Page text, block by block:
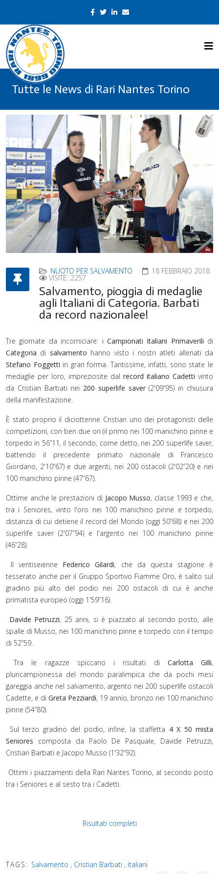
Tutte le News di Rari Nantes Torino
NUOTO PER SALVAMENTO 18 FEBBRAIO 2018
VISITE: 2257
Salvamento, pioggia di medaglie
agli Italiani di Categoria. Barbati
da record nazionalee!
Tre giornate da incorniciare: i Campionati Italiani Primaverili di
Categoria di salvamento hanno visto i nostri atleti allenati da
Stefano Foggetti in gran forma. Tantissime, infatti, sono state le
medaglie per loro, impreziosite dal record italiano Cadetti vinto
da Cristian Barbati nei 200 superlife saver(2'09”95) in chiusura
della manifestazione.
È stato proprio il diciottenne Cristian uno dei protagonisti delle
competizioni, con ben due ori (il primo nei 100 manichino pinne e
torpedo in 56”11, il secondo, come detto, nei 200 superlife saver,
battendo il precedente primato nazionale di Francesco
Giordano, 2'10”67) e due argenti, nei 200 ostacoli (2'02”20) e nei
100 manichino pinne (47”67).
Ottime anche le prestazioni di Jacopo Musso, classe 1993 e che,
tra i Seniores, vinto l'oro nei 100 manichino pinne e torpedo,
distanza di cui detiene il record del Mondo (oggi 50”68) e nei 200
superlife saver (2'07”94) e l'argento nei 100 manichino pinne
(46”28).
Il ventiseienne Federico Gilardi, che da questa stagione è
tesserato anche per il Gruppo Sportivo Fiamme Oro, è salito sul
gradino più alto del podio nei 200 ostacoli di cui è anche
primatista europeo (oggi 1'59”16).
Davide Petruzzi, 25 anni, si è piazzato al secondo posto, alle
spalle di Musso, nei 100 manichino pinne e torpedo con il tempo
di 52”59.
Tra le ragazze spiccano i risultati di Carlotta Gilli,
pluricampionessa del mondo paralimpica che da pochi mesi
gareggia anche nel salvamento, argento nei 200 superlife ostacoli
Cadette, e di Greta Pezziardi, 19 annio, bronzo nei 100 manichino
pinne (54”80).
Sul terzo gradino del podio, infine, la staffetta 4 X 50 mista
Seniores composta da Paolo De Pasquale, Davide Petruzzi,
Cristian Barbati e Jacopo Musso (1'32”92).
Ottimi i piazzamenti della Rari Nantes Torino, al secondo posto
tra i Seniores e al sesto tra i Cadetti.
Risultati completi
TAGS: Salvamento , Cristian Barbati , italiani